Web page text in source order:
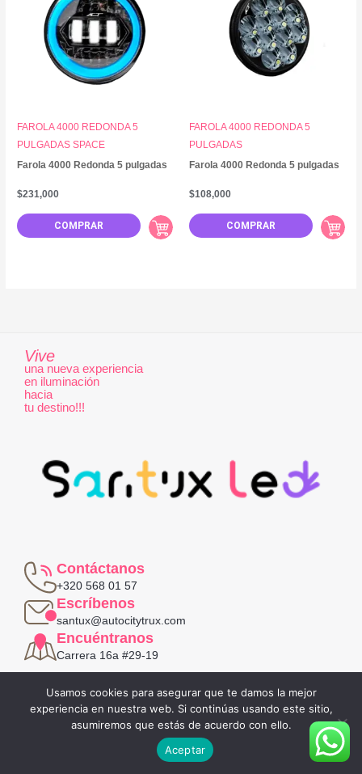
Farola 4000 Redonda 5 pulgadas
FAROLA 4000 REDONDA 5
PULGADAS SPACE
COMPRAR
$231,000
Farola 4000 Redonda 5 pulgadas
FAROLA 4000 REDONDA 5
PULGADAS
COMPRAR
$108,000
Vive
una nueva experiencia
en iluminación
hacia
tu destino!!!
Contáctanos
+320 568 01 57
Escríbenos
santux@autocitytrux.com
Encuéntranos
Carrera 16a #29-19
Términos y condiciones
Usamos cookies para asegurar que te damos la mejor
experiencia en nuestra web. Si continúas usando este sitio,
asumiremos que estás de acuerdo con ello.
Aceptar